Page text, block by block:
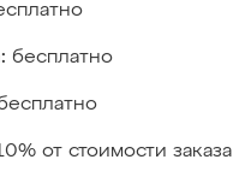
бесплатно
от стоимости заказа